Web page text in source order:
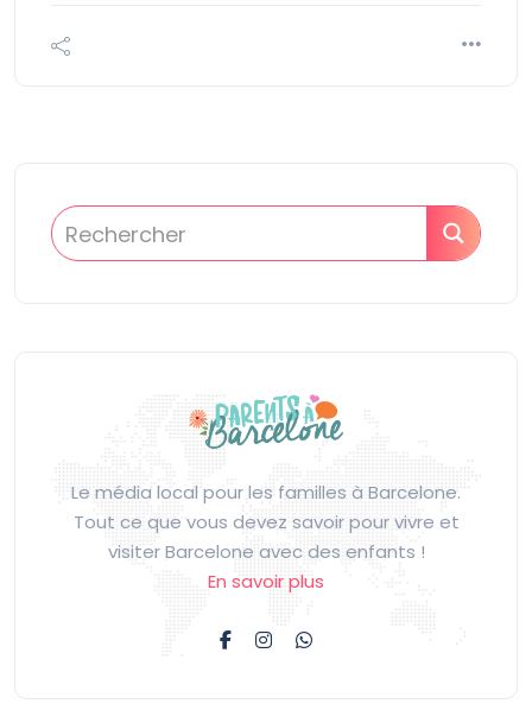
Le média local pour les familles à Barcelone.
Tout ce que vous devez savoir pour vivre et
visiter Barcelone avec des enfants !
En savoir plus